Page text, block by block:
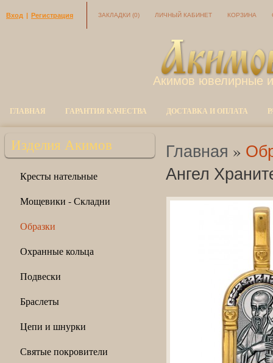
Вход | Регистрация ЗАКЛАДКИ (0) ЛИЧНЫЙ КАБИНЕТ КОРЗИНА
Акимов ювелирные
ГЛАВНАЯ ГАРАНТИЯ КАЧЕСТВА ДОСТАВКА И ОПЛАТА
Изделия Акимов
Кресты нательные
Мощевики - Складни
Образки
Охранные кольца
Подвески
Браслеты
Цепи и шнурки
Святые покровители
Главная »
Ангел